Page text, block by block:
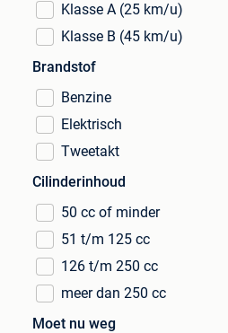
Klasse A (25 km/u)
Klasse B (45 km/u)
Brandstof
Benzine
Elektrisch
Tweetakt
Cilinderinhoud
50 cc of minder
51 t/m 125 cc
126 t/m 250 cc
meer dan 250 cc
Moet nu weg